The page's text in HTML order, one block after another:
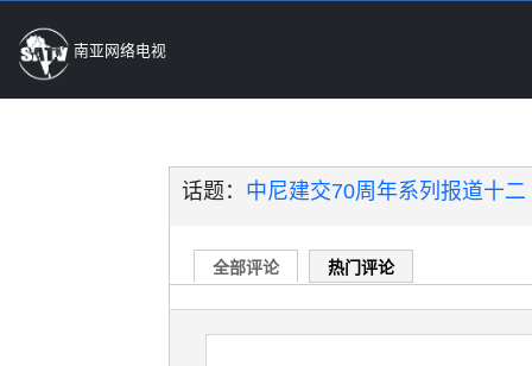
南亚网络电视
话题： 中尼建交70周年系列报道十
全部评论 热门评论